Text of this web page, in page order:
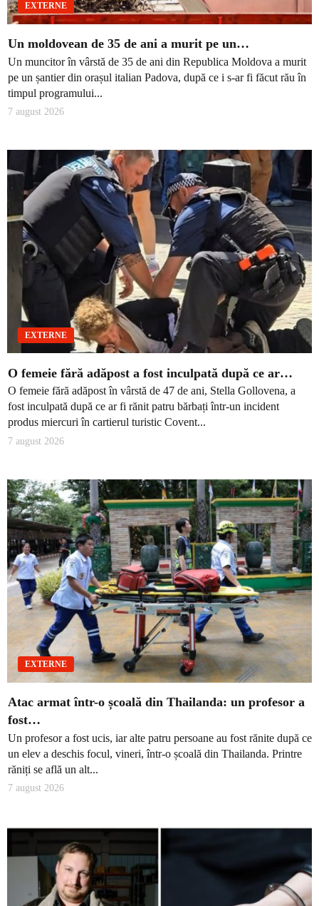
EXTERNE
Un moldovean de 35 de ani a murit pe un…
Un muncitor în vârstă de 35 de ani din Republica Moldova a murit
pe un șantier din orașul italian Padova, după ce i s-ar fi făcut rău în
timpul programului...
7 august 2026
EXTERNE
O femeie fără adăpost a fost inculpată după ce ar…
O femeie fără adăpost în vârstă de 47 de ani, Stella Gollovena, a
fost inculpată după ce ar fi rănit patru bărbați într-un incident
produs miercuri în cartierul turistic Covent...
7 august 2026
EXTERNE
Atac armat într-o școală din Thailanda: un profesor a
fost…
Un profesor a fost ucis, iar alte patru persoane au fost rănite după ce
un elev a deschis focul, vineri, într-o școală din Thailanda. Printre
răniți se află un alt...
7 august 2026